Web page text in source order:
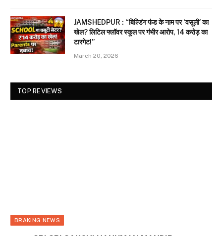
JAMSHEDPUR : “बिल्डिंग फंड के नाम पर ‘वसूली’ का
खेल? लिटिल फ्लॉवर स्कूल पर गंभीर आरोप, 14 करोड़ का
टारगेट!”
March 20, 2026
TOP REVIEWS
BRAKING NEWS